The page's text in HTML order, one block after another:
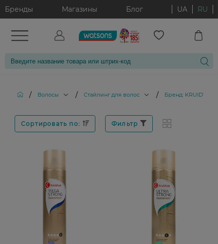
Бренды Магазины Блог UA RU
/ Волосы / Стайлинг для волос / Бренд: KRUIDVAT
Сортировать по: Фильтр